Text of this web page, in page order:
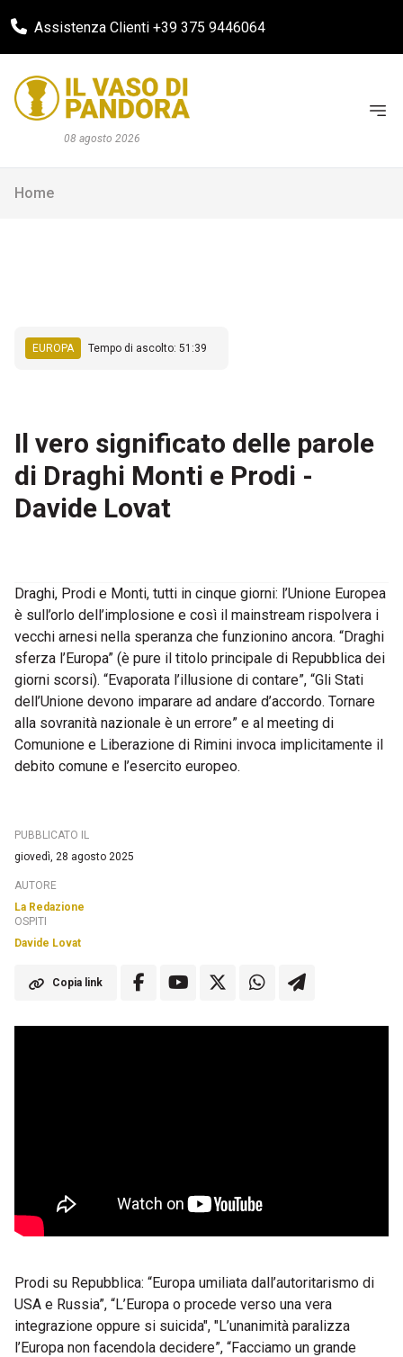
Assistenza Clienti +39 375 9446064
08 agosto 2026
Home
EUROPA Tempo di ascolto: 51:39
Il vero significato delle parole
di Draghi Monti e Prodi -
Davide Lovat
Draghi, Prodi e Monti, tutti in cinque giorni: l’Unione Europea
è sull’orlo dell’implosione e così il mainstream rispolvera i
vecchi arnesi nella speranza che funzionino ancora. “Draghi
sferza l’Europa” (è pure il titolo principale di Repubblica dei
giorni scorsi). “Evaporata l’illusione di contare”, “Gli Stati
dell’Unione devono imparare ad andare d’accordo. Tornare
alla sovranità nazionale è un errore” e al meeting di
Comunione e Liberazione di Rimini invoca implicitamente il
debito comune e l’esercito europeo.
PUBBLICATO IL
giovedì, 28 agosto 2025
AUTORE
La Redazione
OSPITI
Davide Lovat
Copia link
Prodi su Repubblica: “Europa umiliata dall’autoritarismo di
USA e Russia”, “L’Europa o procede verso una vera
integrazione oppure si suicida", "L’unanimità paralizza
l’Europa non facendola decidere”, “Facciamo un grande